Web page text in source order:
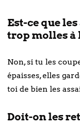
Est-ce que
trop molles à
Non, si tu les
épaisses, elles
toi de bien les
Doit-on les